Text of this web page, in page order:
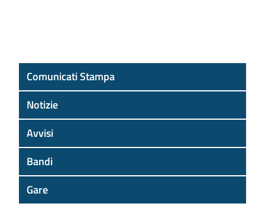
Comunicati Stampa
Notizie
Avvisi
Bandi
Gare